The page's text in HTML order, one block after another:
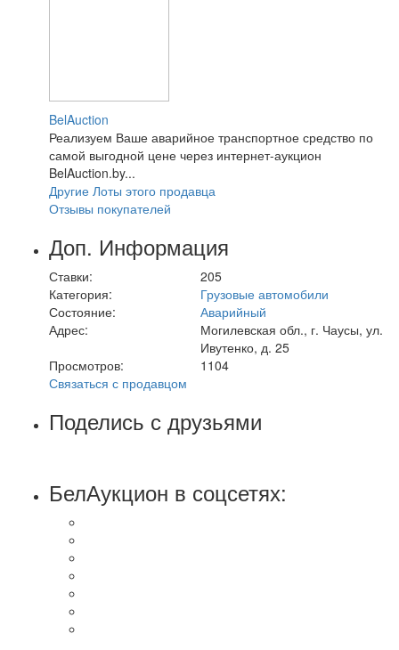
BelAuction
Реализуем Ваше аварийное транспортное средство по
самой выгодной цене через интернет-аукцион
BelAuction.by...
Другие Лоты этого продавца
Отзывы покупателей
Доп. Информация
Ставки:
205
Категория:
Грузовые автомобили
Состояние:
Аварийный
Адрес:
Могилевская обл., г. Чаусы, ул.
Ивутенко, д. 25
Просмотров:
1104
Связаться с продавцом
Поделись с друзьями
БелАукцион в соцсетях: